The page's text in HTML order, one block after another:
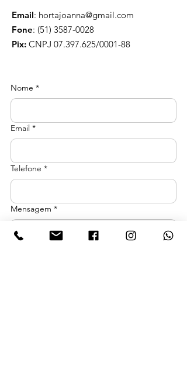
Email: hortajoanna@gmail.com
Fone: (51) 3587-0028
Pix: CNPJ 07.397.625/0001-88
Nome *
Email *
Telefone *
Mensagem *